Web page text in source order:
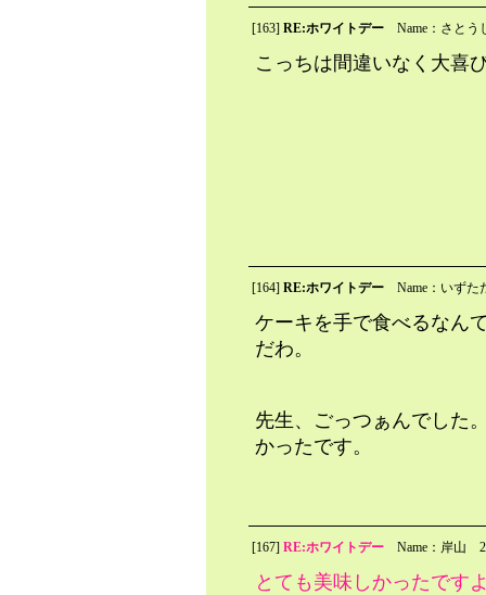
[163] RE:ホワイトデー Name：さとう
こっちは間違いなく大喜
[164] RE:ホワイトデー Name：いずた
ケーキを手で食べるなん
だわ。
先生、ごっつぁんでした
かったです。
[167] RE:ホワイトデー Name：岸山
とても美味しかったです